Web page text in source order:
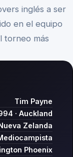
inglés a ser
en el equipo
torneo más
Tim Payne
· Auckland
Zelanda
Phoenix